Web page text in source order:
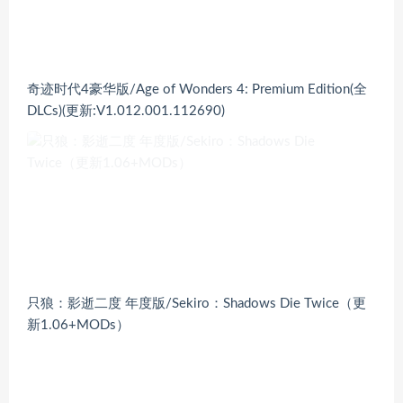
奇迹时代4豪华版/Age of Wonders 4: Premium Edition(全
DLCs)(更新:V1.012.001.112690)
只狼：影逝二度 年度版/Sekiro：Shadows Die Twice（更
新1.06+MODs）